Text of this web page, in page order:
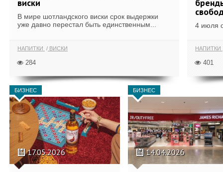
виски
В мире шотландского виски срок выдержки
уже давно перестал быть единственным...
НАПИТКИ ВИСКИ
284
4 июля
НАПИТКИ
401
БИЗНЕС
17.05.2026
БИЗНЕС
14.04.2026